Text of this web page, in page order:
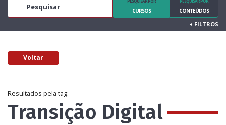
CURSOS CONTEÚDOS
+ FILTROS
Voltar
Resultados pela tag:
Transição Digital